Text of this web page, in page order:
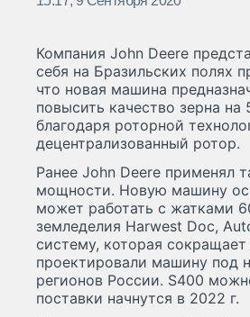
Компания John Deere
себя на Бразильских полях
что новая машина
повысить качество зерна
благодаря роторной
децентрализованный ротор.
Ранее John Deere применял
мощности. Новую машину
может работать с жатками
земледелия Harwest Doc,
систему, которая
проектировали машину под
регионов России. S400
поставки начнутся в 2022 г.